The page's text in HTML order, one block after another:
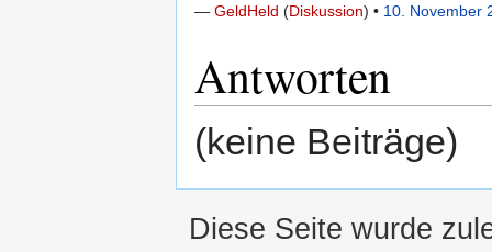
— GeldHeld (Diskussion) • 10. November
Antworten
(keine Beiträge)
Diese Seite wurde